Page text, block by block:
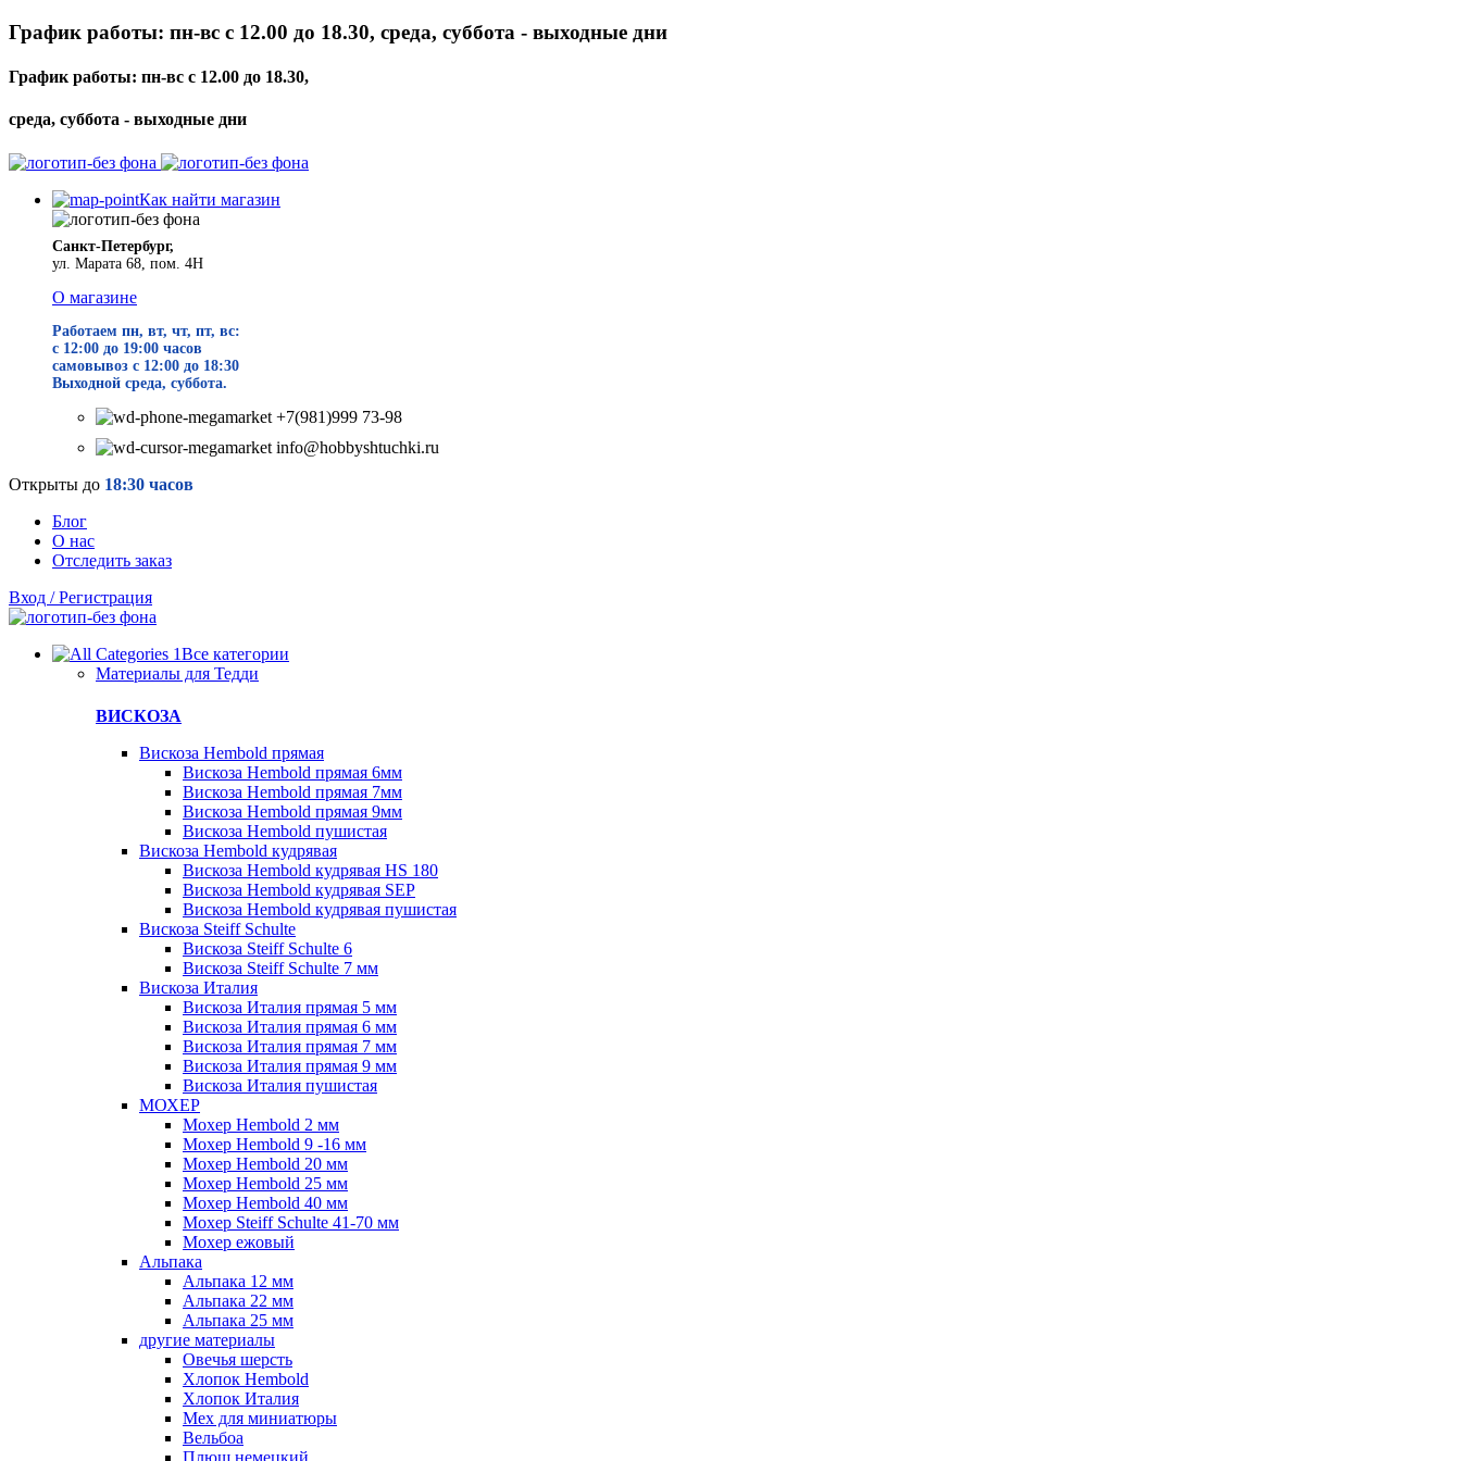
График работы: пн-вс с 12.00 до 18.30, среда, суббота - выходные дни
График работы: пн-вс с 12.00 до 18.30,
среда, суббота - выходные дни
Как найти магазин
Санкт-Петербург,
ул. Марата 68, пом. 4Н
О магазине
Работаем пн, вт, чт, пт, вс:
с 12:00 до 19:00 часов
самовывоз с 12:00 до 18:30
Выходной среда, суббота.
+7(981)999 73-98
info@hobbyshtuchki.ru
Открыты до 18:30 часов
Блог
О нас
Отследить заказ
Вход / Регистрация
Все категории
Материалы для Тедди
ВИСКОЗА
Вискоза Hembold прямая
Вискоза Hembold прямая 6мм
Вискоза Hembold прямая 7мм
Вискоза Hembold прямая 9мм
Вискоза Hembold пушистая
Вискоза Hembold кудрявая
Вискоза Hembold кудрявая HS 180
Вискоза Hembold кудрявая SEP
Вискоза Hembold кудрявая пушистая
Вискоза Steiff Schulte
Вискоза Steiff Schulte 6
Вискоза Steiff Schulte 7 мм
Вискоза Италия
Вискоза Италия прямая 5 мм
Вискоза Италия прямая 6 мм
Вискоза Италия прямая 7 мм
Вискоза Италия прямая 9 мм
Вискоза Италия пушистая
МОХЕР
Мохер Hembold 2 мм
Мохер Hembold 9 -16 мм
Мохер Hembold 20 мм
Мохер Hembold 25 мм
Мохер Hembold 40 мм
Мохер Steiff Schulte 41-70 мм
Мохер ежовый
Альпака
Альпака 12 мм
Альпака 22 мм
Альпака 25 мм
другие материалы
Овечья шерсть
Хлопок Hembold
Хлопок Италия
Мех для миниатюры
Вельбоа
Плюш немецкий